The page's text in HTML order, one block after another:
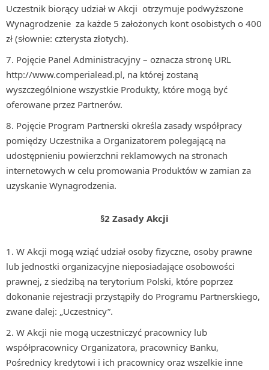
Uczestnik biorący udział w Akcji otrzymuje podwyższone
Wynagrodzenie za każde 5 założonych kont osobistych o 400
zł (słownie: czterysta złotych).
Pojęcie Panel Administracyjny – oznacza stronę URL
http://www.comperialead.pl, na której zostaną
wyszczególnione wszystkie Produkty, które mogą być
oferowane przez Partnerów.
Pojęcie Program Partnerski określa zasady współpracy
pomiędzy Uczestnika a Organizatorem polegającą na
udostępnieniu powierzchni reklamowych na stronach
internetowych w celu promowania Produktów w zamian za
uzyskanie Wynagrodzenia.
§2 Zasady Akcji
W Akcji mogą wziąć udział osoby fizyczne, osoby prawne
lub jednostki organizacyjne nieposiadające osobowości
prawnej, z siedzibą na terytorium Polski, które poprzez
dokonanie rejestracji przystąpiły do Programu Partnerskiego,
zwane dalej: „Uczestnicy”.
W Akcji nie mogą uczestniczyć pracownicy lub
współpracownicy Organizatora, pracownicy Banku,
Pośrednicy kredytowi i ich pracownicy oraz wszelkie inne